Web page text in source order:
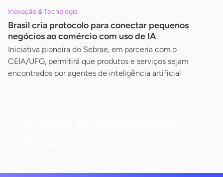
Inovação & Tecnologia
Brasil cria protocolo para conectar pequenos
negócios ao comércio com uso de IA
Iniciativa pioneira do Sebrae, em parceria com o
CEIA/UFG, permitirá que produtos e serviços sejam
encontrados por agentes de inteligência artificial